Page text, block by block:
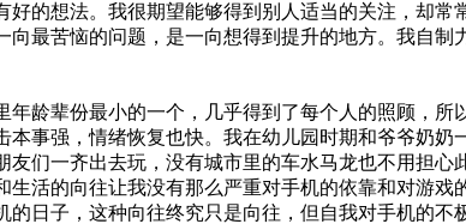
的想法。我很期望能够得到别人适当的关注，却
最苦恼的问题，是一向想得到提升的地方。我自
龄辈份最小的一个，几乎得到了每个人的照顾，
事强，情绪恢复也快。我在幼儿园时期和爷爷奶
们一齐出去玩，没有城市里的车水马龙也不用担
活的向往让我没有那么严重对手机的依靠和对游
日子，这种向往终究只是向往，但自我对手机的不